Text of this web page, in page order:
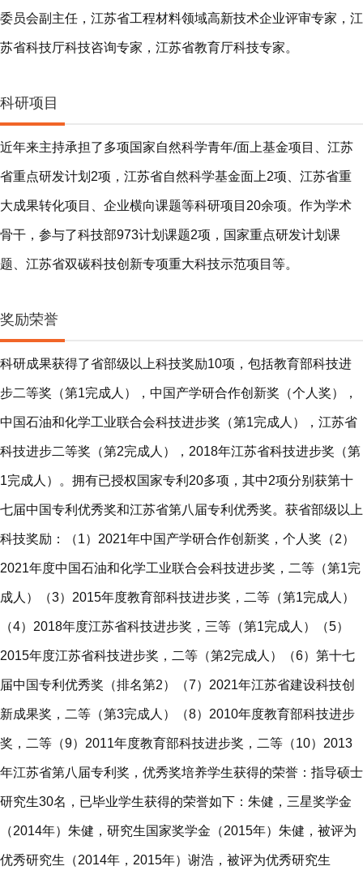
委员会副主任，江苏省工程材料领域高新技术企业评审专家，江
苏省科技厅科技咨询专家，江苏省教育厅科技专家。
科研项目
近年来主持承担了多项国家自然科学青年/面上基金项目、江苏
省重点研发计划2项，江苏省自然科学基金面上2项、江苏省重
大成果转化项目、企业横向课题等科研项目20余项。作为学术
骨干，参与了科技部973计划课题2项，国家重点研发计划课
题、江苏省双碳科技创新专项重大科技示范项目等。
奖励荣誉
科研成果获得了省部级以上科技奖励10项，包括教育部科技进
步二等奖（第1完成人），中国产学研合作创新奖（个人奖），
中国石油和化学工业联合会科技进步奖（第1完成人），江苏省
科技进步二等奖（第2完成人），2018年江苏省科技进步奖（第
1完成人）。拥有已授权国家专利20多项，其中2项分别获第十
七届中国专利优秀奖和江苏省第八届专利优秀奖。获省部级以上
科技奖励：（1）2021年中国产学研合作创新奖，个人奖（2）
2021年度中国石油和化学工业联合会科技进步奖，二等（第1完
成人）（3）2015年度教育部科技进步奖，二等（第1完成人）
（4）2018年度江苏省科技进步奖，三等（第1完成人）（5）
2015年度江苏省科技进步奖，二等（第2完成人）（6）第十七
届中国专利优秀奖（排名第2）（7）2021年江苏省建设科技创
新成果奖，二等（第3完成人）（8）2010年度教育部科技进步
奖，二等（9）2011年度教育部科技进步奖，二等（10）2013
年江苏省第八届专利奖，优秀奖培养学生获得的荣誉：指导硕士
研究生30名，已毕业学生获得的荣誉如下：朱健，三星奖学金
（2014年）朱健，研究生国家奖学金（2015年）朱健，被评为
优秀研究生（2014年，2015年）谢浩，被评为优秀研究生